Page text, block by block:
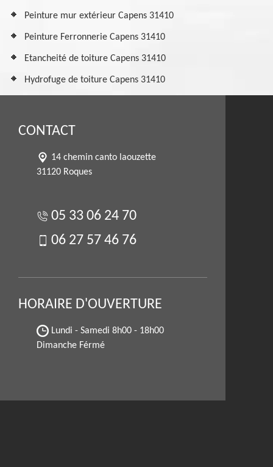
Peinture mur extérieur Capens 31410
Peinture Ferronnerie Capens 31410
Etancheité de toiture Capens 31410
Hydrofuge de toiture Capens 31410
CONTACT
14 chemin canto laouzette
31120 Roques
05 33 06 24 70
06 27 57 46 76
HORAIRE D'OUVERTURE
Lundi - Samedi 8h00 - 18h00
Dimanche Férmé